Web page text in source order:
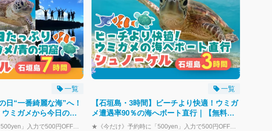
一覧
日“一番綺麗な海”へ！
ミガメから今日のベ
迎＆送迎・写真付き★《今だけ》予約時に「500yen」入力で500円OFF★ 「石垣島で今日、いちばん美しい場所」へエスコート。 幻の島・青の洞窟・ウミガメ・手付かずのサンゴ礁の中から、当日のコンディションが最高のポイントだけをめぐる絶景シュノーケルツアー。 ＼こんな方におすすめ！／ ① 石垣島で何をするかまだ決めていない ② 幻の島、青の洞窟、ウミガメ…行きたい場所が多くて絞れない！ ③ 一番コンディションが良い「大当たりの海」で遊びたい ④ 1日で色々なポイントをたっぷり楽しみたい！ 海の表情は、風向きや潮の満ち引きで毎日変わります。「昨日綺麗だった場所が、今日も綺麗とは限らない」。 だからこそ、あえてコースを固定せず、当日の自然コンディションを熟知したベテランガイドが 【幻の島】【青の洞窟】【ウミガメ】【サンゴ礁】の中から、 その日もっとも輝いているスポットを厳選してご案内します。 「今日のベストポイント」だけをいいとこ取りする、最高満足度のお約束プランです。 ※最低限お楽しみいただける内容について 本プランでは、1日2～3回のシュノーケリング（または洞窟探検）を基本構成とし、天候や海況に合わせて柔軟にコースを組み立てます。 当日のコンディションにより特定のリクエスト（絶対に〇〇に行きたい等）には添えない場合もありますが、複数の絶景ポイントでの体験は必ず実施されますのでご安心ください。 ▶ 実施例（過去開催ツアーより） ・幻の島上陸 ＆ ウミガメシュノーケリング ＆ サンゴ礁シュノーケリング ・青の洞窟探検 ＆ ウミガメシュノーケリング ＋ お魚たっぷりポイント ・幻の島上陸 ＋ 青の洞窟探検 ＋ ウミガメシュノーケリング 季節や海況に合わせて、最適なパターンをご案内しております。 開催スケジュール（所要：約7時間） 8:30 集合 ～ 15:30頃 解散 ※天候や海況によってスケジュールや訪問先は変更になる場合があります。 ＼幻の島＆シュノーケリングプランは7300円！／ https://book.isigakijima-diving.com/top/products/7c5e999b-4dca-5e0d-bfd0-4286c117925d?lng=ja-JP ＼半日でできるだけ楽しみたい！／ https://book.isigakijima-diving.com/top/products/f10919bd-41b8-551b-b564-c905180f1f6f?lng=ja-JP
一覧
【石垣島・3時間】ビーチより快適！ウミガ
メ遭遇率90％の海へボート直行｜【無料器
材レンタル＆写真データ】s05
★《今だけ》予約時に「500yen」入力で500円OFF★ 石垣島の透明度抜群の海でウミガメと泳ぐ夢のようなひととき！ 遭遇率90％以上の大人気シュノーケリングツアー。 初心者や泳ぎが苦手な方でも、スタッフのサポート付きで安心して参加できます。 ＼おすすめポイント／ 【1】ウミガメ遭遇率90％以上！感動の大接近体験 ウミガメに高確率で出会える特別なポイントへご案内！ 呼吸のタイミングが合えば、一緒に泳げる感動シーンも。 【2】初心者・子どもも安心！浮き具＆近距離サポート 浮き具完備＆スタッフが常に近くでサポート。 「安心して楽しめる工夫が充実！」の一言で不安も解消！ 【3】サンゴ＆熱帯魚エリアにもご案内 ウミガメポイントに加え、美しいサンゴ礁やカラフルな魚たちと泳ぐスポットも訪れます。 【4】器材・送迎無料！手ぶらでOK マスク・フィン・ウェットスーツすべて無料。 市街地のホテル送迎も無料対応。 【5】写真データ無料プレゼント 最新カメラでツアー中の様子を撮影し、データは全て無料でお渡し！ 開催スケジュール（所要：約3時間） 午前便：8:00集合～11:30解散 午後便：12:30集合～16:00解散 ※海況や天候によりスケジュールが変更となる場合がございます。 ※帰港時間は当日のポイント移動などで前後刷る場合がございます。 ＼+500円で幻の島にも上陸！／ https://book.isigakijima-diving.com/top/products/f10919bd-41b8-551b-b564-c905180f1f6f?lng=ja-JP ＼1日たっぷり海で遊びたい人におすすめ！／ https://book.isigakijima-diving.com/top/products/55212b5c-03ea-5ce7-afe3-d14c01980ee2?lng=ja-JP